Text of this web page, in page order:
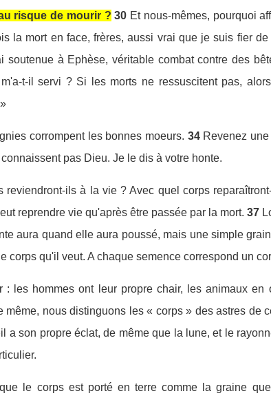
risque de mourir ? 30 Et nous-mêmes, pourquoi
la mort en face, frères, aussi vrai que je suis fier
soutenue à Ephèse, véritable combat contre des
t-il servi ? Si les morts ne ressuscitent pas,
corrompent les bonnes moeurs. 34 Revenez
pas Dieu. Je le dis à votre honte.
reviendront-ils à la vie ? Avec quel corps
reprendre vie qu'après être passée par la mort. 37
aura quand elle aura poussé, mais une simple
corps qu'il veut. A chaque semence correspond un
les hommes ont leur propre chair, les animaux en
même, nous distinguons les « corps » des astres de
a son propre éclat, de même que la lune, et le
le corps est porté en terre comme la graine